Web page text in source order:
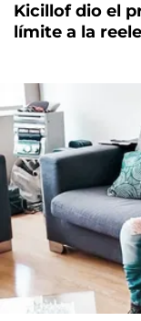
Kicillof dio el
límite a la